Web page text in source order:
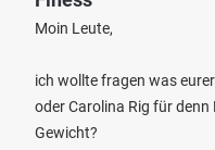
Moin Leute,
ich wollte fragen was
oder Carolina Rig für
Gewicht?